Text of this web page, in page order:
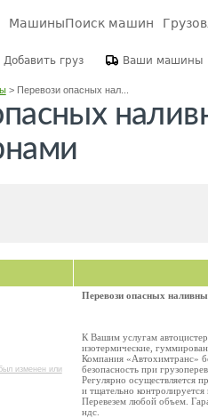
МашиныПоиск машин
Добавить груз Ваши машины
> Перевози опасных нал...
изменен или
Перевози опасных
К Вашим услугам
изотермические,
Компания «Автохимтранс»
безопасность при
Регулярно осуществляется
и тщательно
Перевезем любой объем.
ндс.